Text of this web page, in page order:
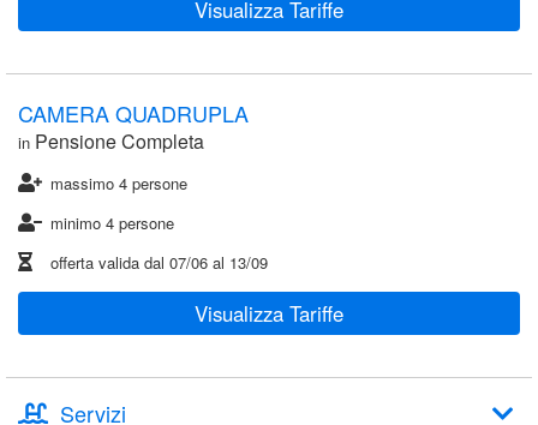
Visualizza Tariffe
CAMERA QUADRUPLA
in Pensione Completa
massimo 4 persone
minimo 4 persone
offerta valida dal 07/06 al 13/09
Visualizza Tariffe
Servizi